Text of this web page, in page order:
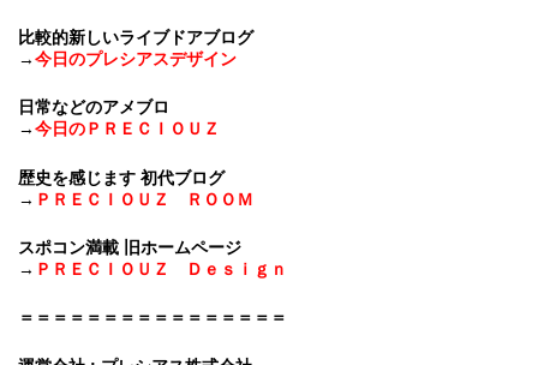
比較的新しいライブドアブログ
→今日のプレシアスデザイン
日常などのアメブロ
→今日のＰＲＥＣＩＯＵＺ
歴史を感じます 初代ブログ
→ ＰＲＥＣＩＯＵＺ ＲＯＯＭ
スポコン満載 旧ホームページ
→ ＰＲＥＣＩＯＵＺ Ｄｅｓｉｇｎ
＝＝＝＝＝＝＝＝＝＝＝＝＝＝＝＝